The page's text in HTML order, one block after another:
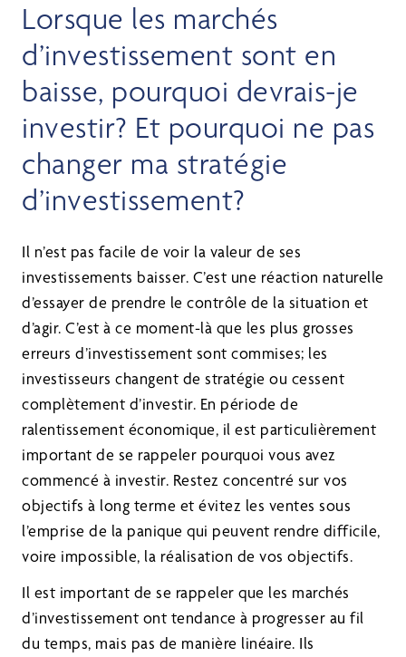
Lorsque les marchés
d’investissement sont en
baisse, pourquoi devrais-je
investir? Et pourquoi ne pas
changer ma stratégie
d’investissement?
Il n’est pas facile de voir la valeur de ses
investissements baisser. C’est une réaction naturelle
d’essayer de prendre le contrôle de la situation et
d’agir. C’est à ce moment-là que les plus grosses
erreurs d’investissement sont commises; les
investisseurs changent de stratégie ou cessent
complètement d’investir. En période de
ralentissement économique, il est particulièrement
important de se rappeler pourquoi vous avez
commencé à investir. Restez concentré sur vos
objectifs à long terme et évitez les ventes sous
l’emprise de la panique qui peuvent rendre difficile,
voire impossible, la réalisation de vos objectifs.
Il est important de se rappeler que les marchés
d’investissement ont tendance à progresser au fil
du temps, mais pas de manière linéaire. Ils